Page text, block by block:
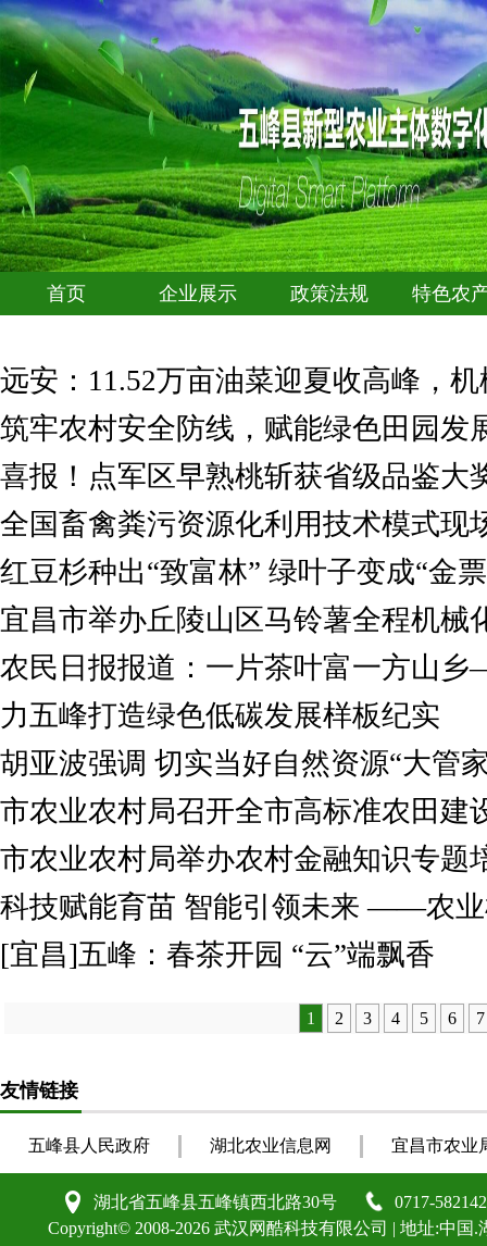
首页 企业展示 政策法规 特色农
远安：11.52万亩油菜迎夏收高峰，
筑牢农村安全防线，赋能绿色田园发
喜报！点军区早熟桃斩获省级品鉴大
全国畜禽粪污资源化利用技术模式现
红豆杉种出“致富林” 绿叶子变成“金
宜昌市举办丘陵山区马铃薯全程机械
农民日报报道：​一片茶叶富一方山
力五峰打造绿色低碳发展样板纪实
胡亚波强调 切实当好自然资源“大管
市农业农村局召开全市高标准农田建
市农业农村局举办农村金融知识专题
科技赋能育苗 智能引领未来 ——农
[宜昌]五峰：春茶开园 “云”端飘香
1 2 3 4 5 6 7
友情链接
五峰县人民政府 湖北农业信息网 宜昌市农业
湖北省五峰县五峰镇西北路30号
0717-
Copyright© 2008-2026 武汉网酷科技有限公司 | 地址:中国.